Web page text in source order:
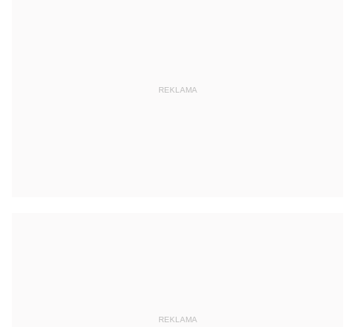
REKLAMA
REKLAMA